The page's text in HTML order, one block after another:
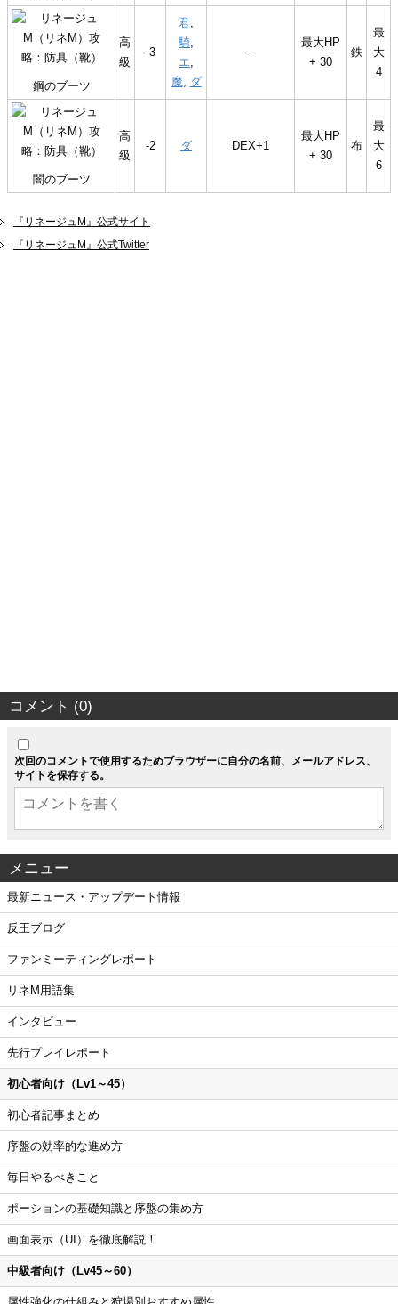
鋼のブーツ
高
級
-3
君
騎
エ
魔
ダ
–
最大HP
+ 30
鉄
最
大
4
闇のブーツ
高
級
-2 ダ DEX+1
最大HP
+ 30
布
最
大
6
『リネージュM』公式サイト
『リネージュM』公式Twitter
コメント (0)
次回のコメントで使用するためブラウザーに自分の名前、メールアドレス、
サイトを保存する。
メニュー
最新ニュース・アップデート情報
反王ブログ
ファンミーティングレポート
リネM用語集
インタビュー
先行プレイレポート
初心者向け（Lv1～45）
初心者記事まとめ
序盤の効率的な進め方
毎日やるべきこと
ポーションの基礎知識と序盤の集め方
画面表示（UI）を徹底解説！
中級者向け（Lv45～60）